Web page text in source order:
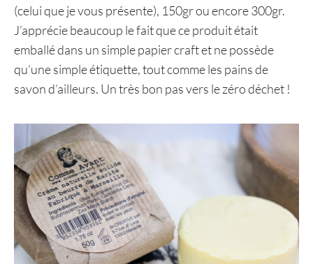
(celui que je vous présente), 150gr ou encore 300gr.
J’apprécie beaucoup le fait que ce produit était
emballé dans un simple papier craft et ne possède
qu’une simple étiquette, tout comme les pains de
savon d’ailleurs. Un très bon pas vers le zéro déchet !